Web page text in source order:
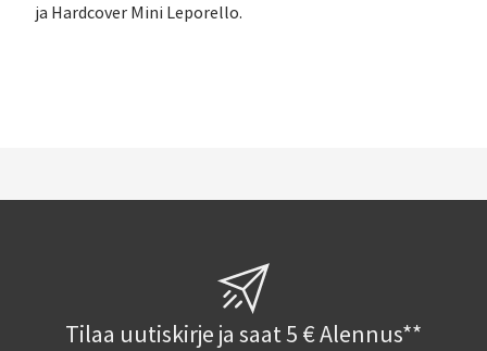
ja Hardcover Mini Leporello.
Tilaa uutiskirje ja saat 5 € Alennus**